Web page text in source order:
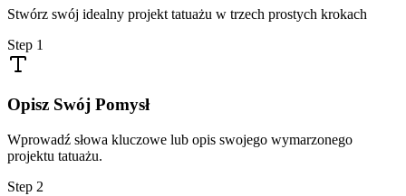
Stwórz swój idealny projekt tatuażu w trzech prostych krokach
Step 1
Opisz Swój Pomysł
Wprowadź słowa kluczowe lub opis swojego wymarzonego
projektu tatuażu.
Step 2